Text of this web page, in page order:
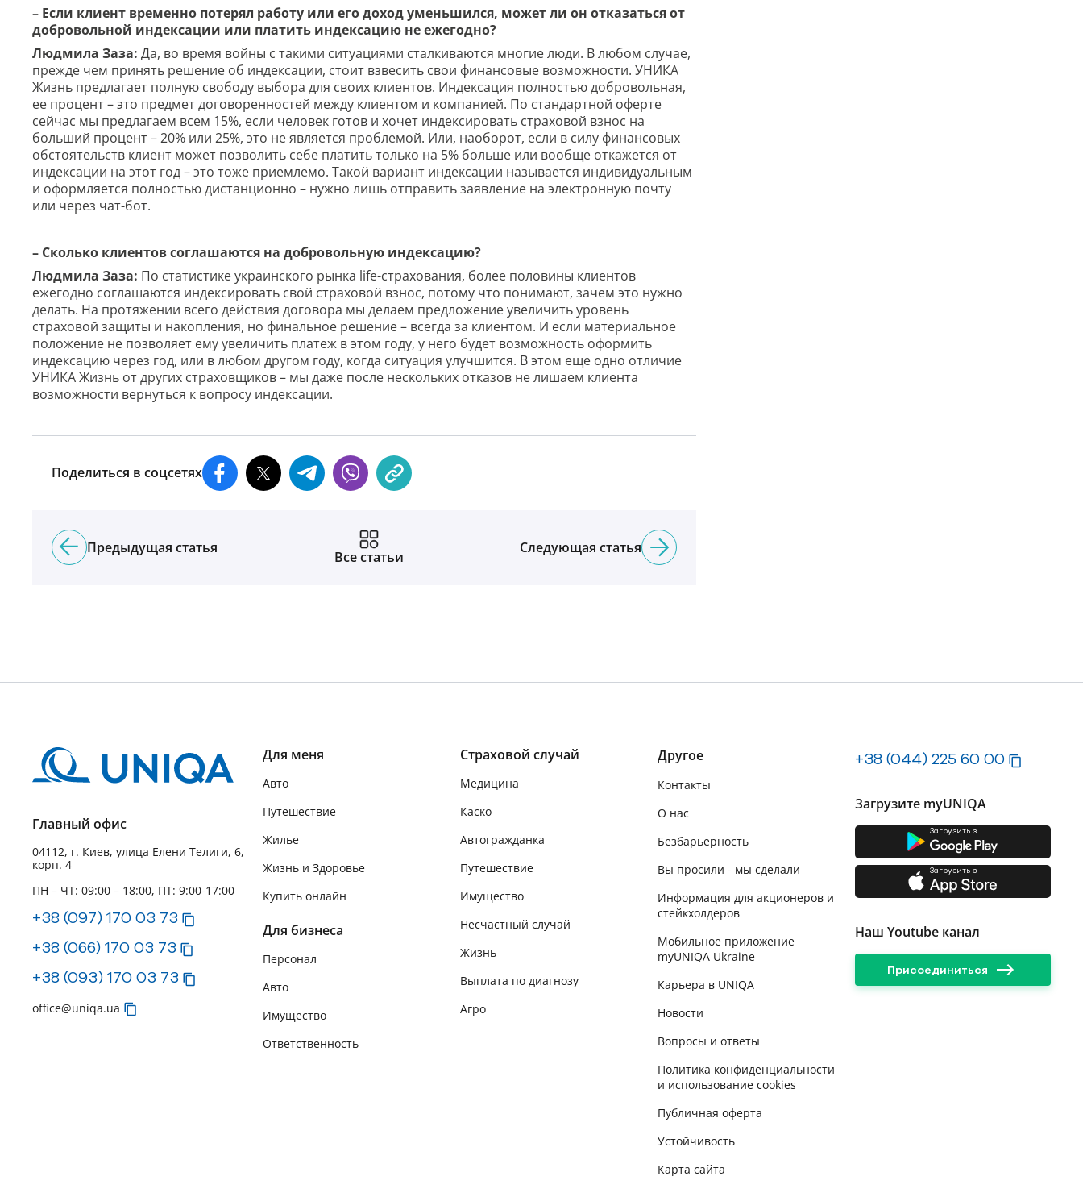
– Если клиент временно потерял работу или его доход уменьшился, может ли он отказаться от
добровольной индексации или платить индексацию не ежегодно?
Людмила Заза: Да, во время войны с такими ситуациями сталкиваются многие люди. В любом случае,
прежде чем принять решение об индексации, стоит взвесить свои финансовые возможности. УНИКА
Жизнь предлагает полную свободу выбора для своих клиентов. Индексация полностью добровольная,
ее процент – это предмет договоренностей между клиентом и компанией. По стандартной оферте
сейчас мы предлагаем всем 15%, если человек готов и хочет индексировать страховой взнос на
больший процент – 20% или 25%, это не является проблемой. Или, наоборот, если в силу финансовых
обстоятельств клиент может позволить себе платить только на 5% больше или вообще откажется от
индексации на этот год – это тоже приемлемо. Такой вариант индексации называется индивидуальным
и оформляется полностью дистанционно – нужно лишь отправить заявление на электронную почту
или через чат-бот.
– Сколько клиентов соглашаются на добровольную индексацию?
Людмила Заза: По статистике украинского рынка life-страхования, более половины клиентов
ежегодно соглашаются индексировать свой страховой взнос, потому что понимают, зачем это нужно
делать. На протяжении всего действия договора мы делаем предложение увеличить уровень
страховой защиты и накопления, но финальное решение – всегда за клиентом. И если материальное
положение не позволяет ему увеличить платеж в этом году, у него будет возможность оформить
индексацию через год, или в любом другом году, когда ситуация улучшится. В этом еще одно отличие
УНИКА Жизнь от других страховщиков – мы даже после нескольких отказов не лишаем клиента
возможности вернуться к вопросу индексации.
Поделиться в соцсетях
Предыдущая статья
Все статьи
Следующая статья
Главный офис
04112, г. Киев, улица Елени Телиги, 6,
корп. 4
ПН – ЧТ: 09:00 – 18:00, ПТ: 9:00-17:00
+38 (097) 170 03 73
+38 (066) 170 03 73
+38 (093) 170 03 73
office@uniqa.ua
Для меня
Авто
Путешествие
Жилье
Жизнь и Здоровье
Купить онлайн
Для бизнеса
Персонал
Авто
Имущество
Ответственность
Страховой случай
Медицина
Каско
Автогражданка
Путешествие
Имущество
Несчастный случай
Жизнь
Выплата по диагнозу
Агро
Другое
Контакты
О нас
Безбарьерность
Вы просили - мы сделали
Информация для акционеров и
стейкхолдеров
Мобильное приложение
myUNIQA Ukraine
Карьера в UNIQA
Новости
Вопросы и ответы
Политика конфиденциальности
и использование cookies
Публичная оферта
Устойчивость
Карта сайта
+38 (044) 225 60 00
Загрузите myUNIQA
Загрузить з
Загрузить з
Наш Youtube канал
Присоединиться